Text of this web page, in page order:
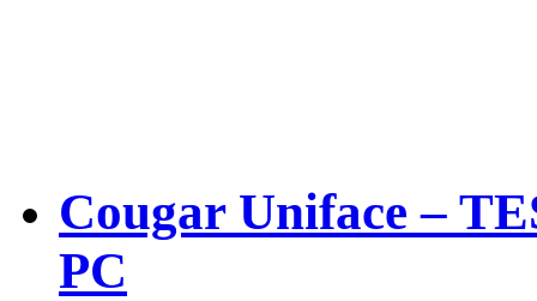
Cougar Uniface –
PC